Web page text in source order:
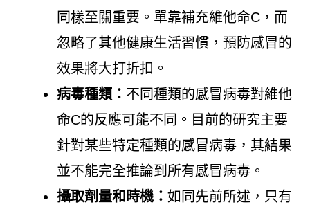
同樣至關重要。單靠補充維他命C，而
忽略了其他健康生活習慣，預防感冒的
效果將大打折扣。
病毒種類： 不同種類的感冒病毒對維他
命C的反應可能不同。目前的研究主要
針對某些特定種類的感冒病毒，其結果
並不能完全推論到所有感冒病毒。
攝取劑量和時機： 如同先前所述，只有